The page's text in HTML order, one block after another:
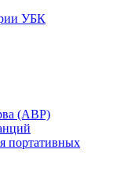
УБК
(АВР)
портативных